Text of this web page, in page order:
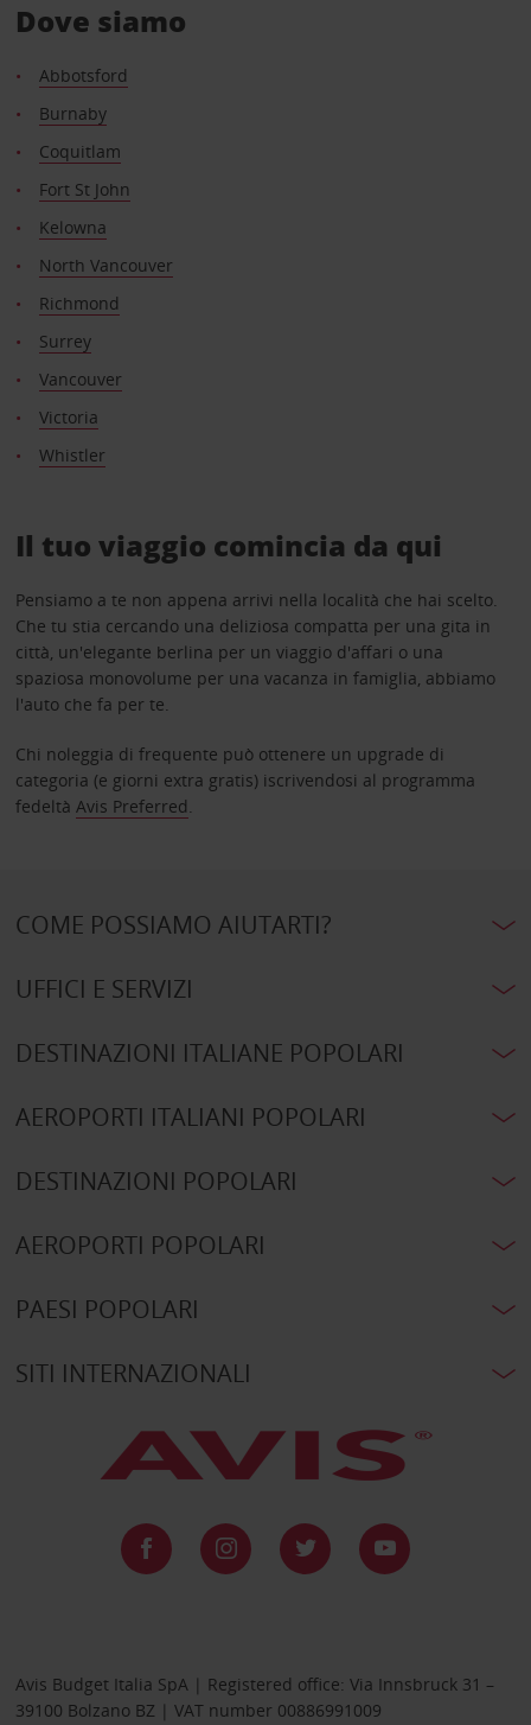
Dove siamo
Abbotsford
Burnaby
Coquitlam
Fort St John
Kelowna
North Vancouver
Richmond
Surrey
Vancouver
Victoria
Whistler
Il tuo viaggio comincia da qui
Pensiamo a te non appena arrivi nella località che hai scelto.
Che tu stia cercando una deliziosa compatta per una gita in
città, un'elegante berlina per un viaggio d'affari o una
spaziosa monovolume per una vacanza in famiglia, abbiamo
l'auto che fa per te.
Chi noleggia di frequente può ottenere un upgrade di
categoria (e giorni extra gratis) iscrivendosi al programma
fedeltà Avis Preferred.
COME POSSIAMO AIUTARTI?
UFFICI E SERVIZI
DESTINAZIONI ITALIANE POPOLARI
AEROPORTI ITALIANI POPOLARI
DESTINAZIONI POPOLARI
AEROPORTI POPOLARI
PAESI POPOLARI
SITI INTERNAZIONALI
Avis Budget Italia SpA | Registered office: Via Innsbruck 31 –
39100 Bolzano BZ | VAT number 00886991009